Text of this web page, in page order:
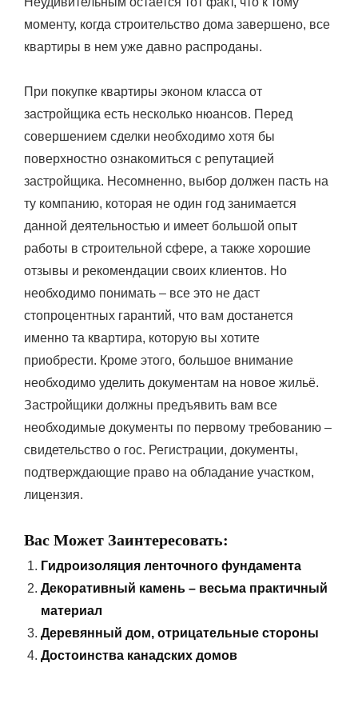
моменту, когда строительство дома завершено, все
квартиры в нем уже давно распроданы.
При покупке квартиры эконом класса от
застройщика есть несколько нюансов. Перед
совершением сделки необходимо хотя бы
поверхностно ознакомиться с репутацией
застройщика. Несомненно, выбор должен пасть на
ту компанию, которая не один год занимается
данной деятельностью и имеет большой опыт
работы в строительной сфере, а также хорошие
отзывы и рекомендации своих клиентов. Но
необходимо понимать – все это не даст
стопроцентных гарантий, что вам достанется
именно та квартира, которую вы хотите
приобрести. Кроме этого, большое внимание
необходимо уделить документам на новое жильё.
Застройщики должны предъявить вам все
необходимые документы по первому требованию –
свидетельство о гос. Регистрации, документы,
подтверждающие право на обладание участком,
лицензия.
Вас Может Заинтересовать:
Гидроизоляция ленточного фундамента
Декоративный камень – весьма практичный
материал
Деревянный дом, отрицательные стороны
Достоинства канадских домов